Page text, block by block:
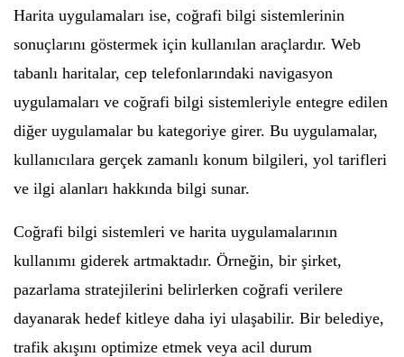
Harita uygulamaları ise, coğrafi bilgi sistemlerinin
sonuçlarını göstermek için kullanılan araçlardır. Web
tabanlı haritalar, cep telefonlarındaki navigasyon
uygulamaları ve coğrafi bilgi sistemleriyle entegre edilen
diğer uygulamalar bu kategoriye girer. Bu uygulamalar,
kullanıcılara gerçek zamanlı konum bilgileri, yol tarifleri
ve ilgi alanları hakkında bilgi sunar.
Coğrafi bilgi sistemleri ve harita uygulamalarının
kullanımı giderek artmaktadır. Örneğin, bir şirket,
pazarlama stratejilerini belirlerken coğrafi verilere
dayanarak hedef kitleye daha iyi ulaşabilir. Bir belediye,
trafik akışını optimize etmek veya acil durum